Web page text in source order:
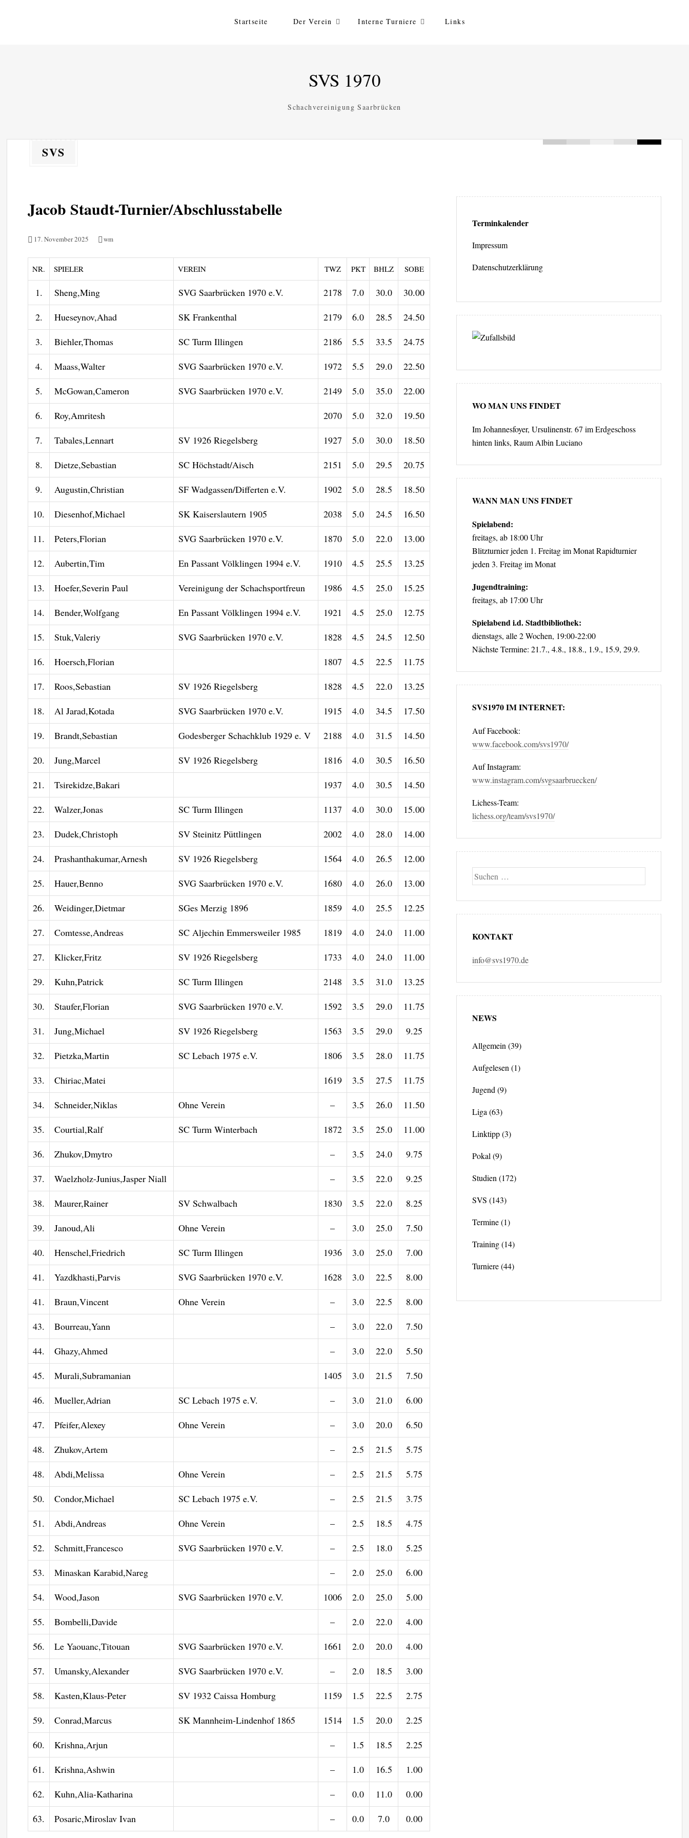
Startseite Der Verein Interne Turniere Links
SVS 1970
Schachvereinigung Saarbrücken
SVS
Jacob Staudt-Turnier/Abschlusstabelle
17. November 2025 wm
NR. SPIELER VEREIN TWZ PKT BHLZ SOBE
1. Sheng,Ming SVG Saarbrücken 1970 e.V. 2178 7.0 30.0
30.00
2.
Hueseynov,Ahad SK Frankenthal 2179 6.0 28.5
24.50
3.
Biehler,Thomas SC Turm Illingen 2186 5.5 33.5
24.75
4.
Maass,Walter SVG Saarbrücken 1970 e.V. 1972 5.5 29.0
22.50
5.
McGowan,Cameron SVG Saarbrücken 1970 e.V. 2149 5.0 35.0
22.00
6.
Roy,Amritesh 2070 5.0 32.0
19.50
7.
Tabales,Lennart SV 1926 Riegelsberg 1927 5.0 30.0
18.50
8.
Dietze,Sebastian SC Höchstadt/Aisch 2151 5.0 29.5
20.75
9.
Augustin,Christian SF Wadgassen/Differten e.V. 1902 5.0 28.5
18.50
10.
Diesenhof,Michael SK Kaiserslautern 1905 2038 5.0 24.5
16.50
11.
Peters,Florian SVG Saarbrücken 1970 e.V. 1870 5.0 22.0
13.00
12.
Aubertin,Tim En Passant Völklingen 1994 e.V. 1910 4.5 25.5
13.25
13.
Hoefer,Severin Paul Vereinigung der Schachsportfreun 1986 4.5 25.0
15.25
14.
Bender,Wolfgang En Passant Völklingen 1994 e.V. 1921 4.5 25.0
12.75
15.
Stuk,Valeriy SVG Saarbrücken 1970 e.V. 1828 4.5 24.5
12.50
16.
Hoersch,Florian 1807 4.5 22.5
11.75
17.
Roos,Sebastian SV 1926 Riegelsberg 1828 4.5 22.0
13.25
18.
Al Jarad,Kotada SVG Saarbrücken 1970 e.V. 1915 4.0 34.5
17.50
19.
Brandt,Sebastian Godesberger Schachklub 1929 e. V 2188 4.0 31.5
14.50
20.
Jung,Marcel SV 1926 Riegelsberg 1816 4.0 30.5
16.50
21.
Tsirekidze,Bakari 1937 4.0 30.5
14.50
22.
Walzer,Jonas SC Turm Illingen 1137 4.0 30.0
15.00
23.
Dudek,Christoph SV Steinitz Püttlingen 2002 4.0 28.0
14.00
24.
Prashanthakumar,Arnesh SV 1926 Riegelsberg 1564 4.0 26.5
12.00
25.
Hauer,Benno SVG Saarbrücken 1970 e.V. 1680 4.0 26.0
13.00
26.
Weidinger,Dietmar SGes Merzig 1896 1859 4.0 25.5
12.25
27.
Comtesse,Andreas SC Aljechin Emmersweiler 1985 1819 4.0 24.0
11.00
27.
Klicker,Fritz SV 1926 Riegelsberg 1733 4.0 24.0
11.00
29.
Kuhn,Patrick SC Turm Illingen 2148 3.5 31.0
13.25
30.
Staufer,Florian SVG Saarbrücken 1970 e.V. 1592 3.5 29.0
11.75
31.
Jung,Michael SV 1926 Riegelsberg 1563 3.5 29.0
9.25
32.
Pietzka,Martin SC Lebach 1975 e.V. 1806 3.5 28.0
11.75
33.
Chiriac,Matei 1619 3.5 27.5
11.75
34.
Schneider,Niklas Ohne Verein – 3.5 26.0
11.50
35.
Courtial,Ralf SC Turm Winterbach 1872 3.5 25.0
11.00
36.
Zhukov,Dmytro – 3.5 24.0
9.75
37.
Waelzholz-Junius,Jasper Niall – 3.5 22.0
9.25
38.
Maurer,Rainer SV Schwalbach 1830 3.5 22.0
8.25
39.
Janoud,Ali Ohne Verein – 3.0 25.0
7.50
40.
Henschel,Friedrich SC Turm Illingen 1936 3.0 25.0
7.00
41.
Yazdkhasti,Parvis SVG Saarbrücken 1970 e.V. 1628 3.0 22.5
8.00
41.
Braun,Vincent Ohne Verein – 3.0 22.5
8.00
43.
Bourreau,Yann – 3.0 22.0
7.50
44.
Ghazy,Ahmed – 3.0 22.0
5.50
45.
Murali,Subramanian 1405 3.0 21.5
7.50
46.
Mueller,Adrian SC Lebach 1975 e.V. – 3.0 21.0
6.00
47.
Pfeifer,Alexey Ohne Verein – 3.0 20.0
6.50
48.
Zhukov,Artem – 2.5 21.5
5.75
48.
Abdi,Melissa Ohne Verein – 2.5 21.5
5.75
50.
Condor,Michael SC Lebach 1975 e.V. – 2.5 21.5
3.75
51.
Abdi,Andreas Ohne Verein – 2.5 18.5
4.75
52.
Schmitt,Francesco SVG Saarbrücken 1970 e.V. – 2.5 18.0
5.25
53.
Minaskan Karabid,Nareg – 2.0 25.0
6.00
54.
Wood,Jason SVG Saarbrücken 1970 e.V. 1006 2.0 25.0
5.00
55.
Bombelli,Davide – 2.0 22.0
4.00
56.
Le Yaouanc,Titouan SVG Saarbrücken 1970 e.V. 1661 2.0 20.0
4.00
57.
Umansky,Alexander SVG Saarbrücken 1970 e.V. – 2.0 18.5
3.00
58.
Kasten,Klaus-Peter SV 1932 Caissa Homburg 1159 1.5 22.5
2.75
59.
Conrad,Marcus SK Mannheim-Lindenhof 1865 1514 1.5 20.0
2.25
60.
Krishna,Arjun – 1.5 18.5
2.25
61.
Krishna,Ashwin – 1.0 16.5
1.00
62.
Kuhn,Alia-Katharina – 0.0 11.0
0.00
63.
Posaric,Miroslav Ivan – 0.0 7.0 0.00
Terminkalender
Impressum
Datenschutzerklärung
WO MAN UNS FINDET
Im Johannesfoyer, Ursulinenstr. 67 im Erdgeschoss
hinten links, Raum Albin Luciano
WANN MAN UNS FINDET
Spielabend:
freitags, ab 18:00 Uhr
Blitzturnier jeden 1. Freitag im Monat Rapidturnier
jeden 3. Freitag im Monat
Jugendtraining:
freitags, ab 17:00 Uhr
Spielabend i.d. Stadtbibliothek:
dienstags, alle 2 Wochen, 19:00-22:00
Nächste Termine: 21.7., 4.8., 18.8., 1.9., 15.9, 29.9.
SVS1970 IM INTERNET:
Auf Facebook:
www.facebook.com/svs1970/
Auf Instagram:
www.instagram.com/svgsaarbruecken/
Lichess-Team:
lichess.org/team/svs1970/
Suche
KONTAKT
info@svs1970.de
NEWS
Allgemein (39)
Aufgelesen (1)
Jugend (9)
Liga (63)
Linktipp(3)
Pokal (9)
Studien (172)
SVS (143)
Termine(1)
Training(14)
Turniere(44)